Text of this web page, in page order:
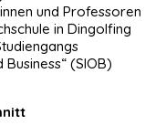
und Professoren
in Dingolfing
(SIOB)